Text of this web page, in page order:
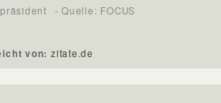
- Quelle: FOCUS
von: zitate.de